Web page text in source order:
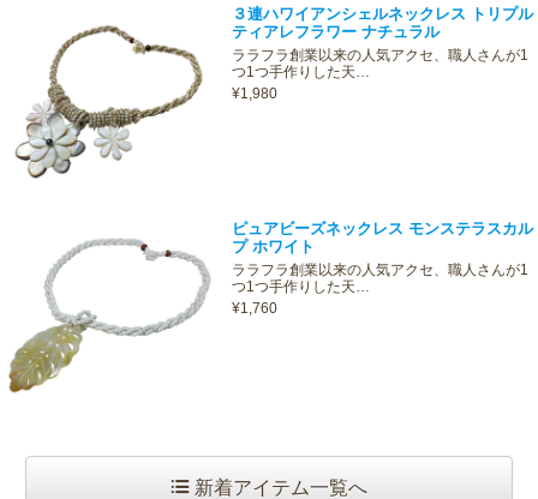
３連ハワイアンシェルネックレス トリプル
ティアレフラワー ナチュラル
ララフラ創業以来の人気アクセ、職人さんが1
つ1つ手作りした天…
¥1,980
ピュアビーズネックレス モンステラスカル
プ ホワイト
ララフラ創業以来の人気アクセ、職人さんが1
つ1つ手作りした天…
¥1,760
新着アイテム一覧へ